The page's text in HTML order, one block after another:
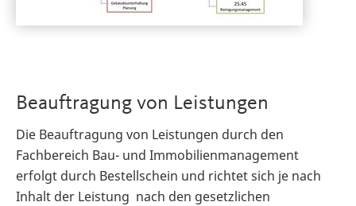
Beauftragung von Leistungen
Die Beauftragung von Leistungen durch den
Fachbereich Bau- und Immobilienmanagement
erfolgt durch Bestellschein und richtet sich je nach
Inhalt der Leistung nach den gesetzlichen